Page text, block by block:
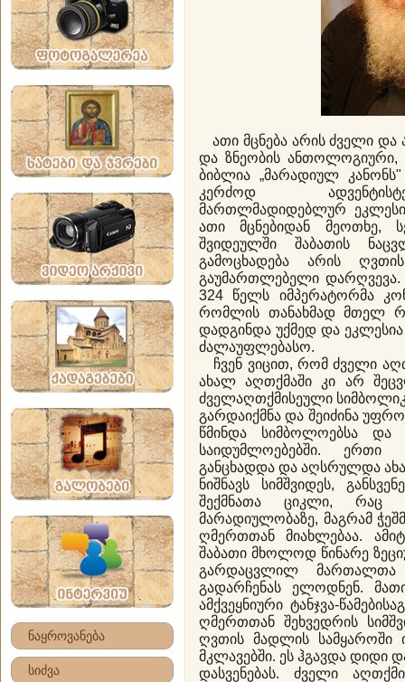
ნაყროვანება
სიძვა
ათი მცნება არის ძველი და
და ზნეობის ანთოლოგიური,
ბიბლია „მარადიულ
კერძოდ
მართლმადიდებლურ
ათი მცნებიდან მეოთხე,
შვიდეულში შაბათის
გამოცხადება არის
გაუმართლებელი დარღვევა.
324 წელს იმპერატორმა
რომლის თანახმად მთელ
დადგინდა უქმედ და
ძალაუფლებასო.
ჩვენ ვიცით, რომ ძველი
ახალ აღთქმაში კი არ
ძველაღთქმისეული
გარდაიქმნა და შეიძინა
წმინდა სიმბოლოებსა და
საიდუმლოებებში. ერთი
განცხადდა და აღსრულდა
ნიშნავს სიმშვიდეს,
შექმნათა ციკლი, რაც
მარადიულობაზე, მაგრამ
ღმერთთან მიახლებაა.
შაბათი მხოლოდ წინარე
გარდაცვლილ მართალთა
გადარჩენას ელოდნენ.
ამქვეყნიური ტანჯვა-
ღმერთთან შეხვედრის
ღვთის მადლის
მკლავებში. ეს ჰგავდა
დასვენებას. ძველი